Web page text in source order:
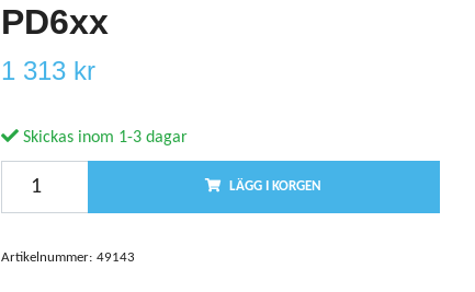
PD6xx
1 313 kr
Skickas inom 1-3 dagar
LÄGG I KORGEN
Artikelnummer: 49143